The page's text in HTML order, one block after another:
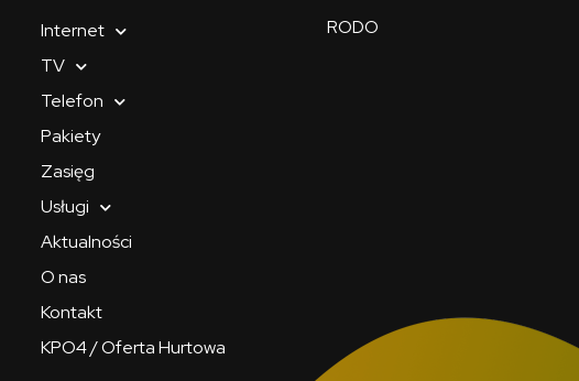
Internet
TV
Telefon
Pakiety
Zasięg
Usługi
Aktualności
O nas
Kontakt
KPO4 / Oferta Hurtowa
RODO